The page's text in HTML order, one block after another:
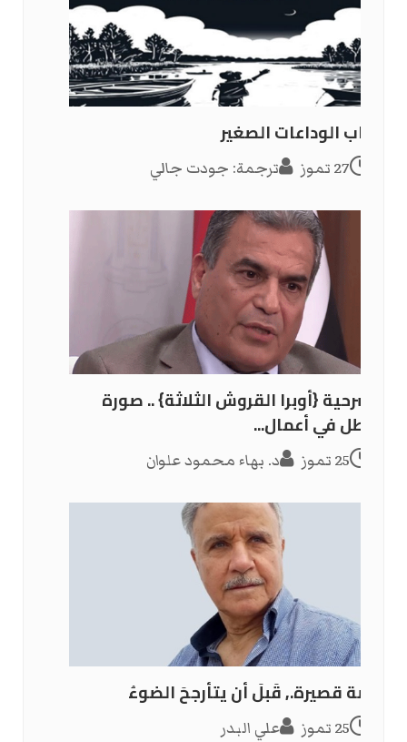
كتاب الوداعات الصغير
27 تموز ترجمة: جودت جالي
مسرحية {أوبرا القروش الثلاثة} .. صورة
البطل في أعمال...
25 تموز د. بهاء محمود علوان
قصة قصيرة., قَبلَ أن يتأرجحَ الضوءُ
25 تموز علي البدر